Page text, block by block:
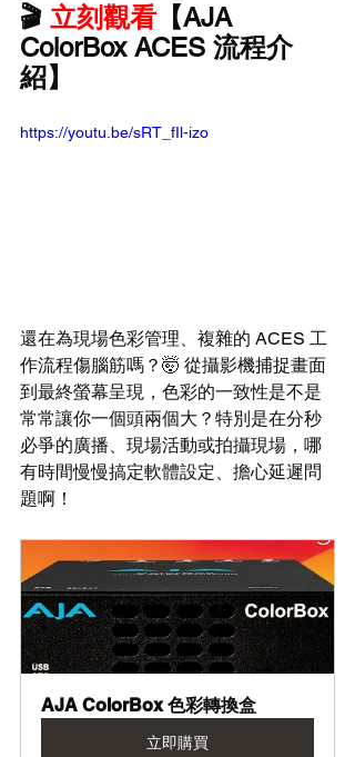
🎬 立刻觀看 【AJA
ColorBox ACES 流程介
紹】
https://youtu.be/sRT_fIl-izo
還在為現場色彩管理、複雜的 ACES 工
作流程傷腦筋嗎？🤯 從攝影機捕捉畫面
到最終螢幕呈現，色彩的一致性是不是
常常讓你一個頭兩個大？特別是在分秒
必爭的廣播、現場活動或拍攝現場，哪
有時間慢慢搞定軟體設定、擔心延遲問
題啊！
AJA ColorBox 色彩轉換盒
立即購買